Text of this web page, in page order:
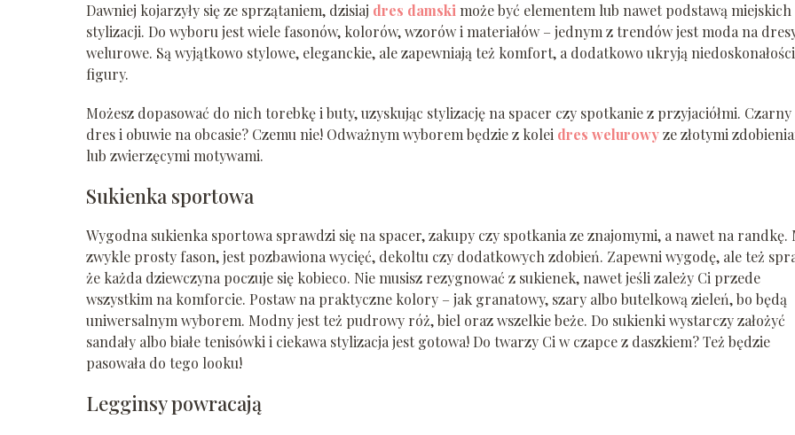
Dawniej kojarzyły się ze sprzątaniem, dzisiaj dres damskimoże być elementem lub nawet podstawą miejskich
stylizacji. Do wyboru jest wiele fasonów, kolorów, wzorów i materiałów – jednym z trendów jest moda na
welurowe. Są wyjątkowo stylowe, eleganckie, ale zapewniają też komfort, a dodatkowo ukryją niedoskonałości
figury.
Możesz dopasować do nich torebkę i buty, uzyskując stylizację na spacer czy spotkanie z przyjaciółmi. Czarny
dres i obuwie na obcasie? Czemu nie! Odważnym wyborem będzie z kolei dres welurowyze złotymi
lub zwierzęcymi motywami.
Sukienka sportowa
Wygodna sukienka sportowa sprawdzi się na spacer, zakupy czy spotkania ze znajomymi, a nawet na randkę.
zwykle prosty fason, jest pozbawiona wycięć, dekoltu czy dodatkowych zdobień. Zapewni wygodę, ale też
że każda dziewczyna poczuje się kobieco. Nie musisz rezygnować z sukienek, nawet jeśli zależy Ci przede
wszystkim na komforcie. Postaw na praktyczne kolory – jak granatowy, szary albo butelkową zieleń, bo będą
uniwersalnym wyborem. Modny jest też pudrowy róż, biel oraz wszelkie beże. Do sukienki wystarczy założyć
sandały albo białe tenisówki i ciekawa stylizacja jest gotowa! Do twarzy Ci w czapce z daszkiem? Też będzie
pasowała do tego looku!
Legginsy powracają